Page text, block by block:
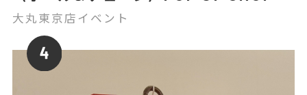
大丸東京店イベント